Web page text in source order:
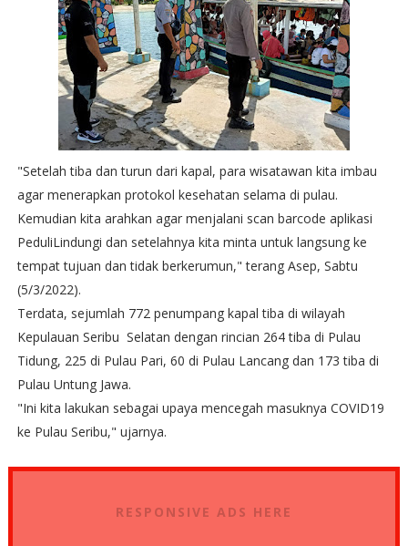
"Setelah tiba dan turun dari kapal, para wisatawan kita imbau
agar menerapkan protokol kesehatan selama di pulau.
Kemudian kita arahkan agar menjalani scan barcode aplikasi
PeduliLindungi dan setelahnya kita minta untuk langsung ke
tempat tujuan dan tidak berkerumun," terang Asep, Sabtu
(5/3/2022).
Terdata, sejumlah 772 penumpang kapal tiba di wilayah
Kepulauan Seribu Selatan dengan rincian 264 tiba di Pulau
Tidung, 225 di Pulau Pari, 60 di Pulau Lancang dan 173 tiba di
Pulau Untung Jawa.
"Ini kita lakukan sebagai upaya mencegah masuknya COVID19
ke Pulau Seribu," ujarnya.
RESPONSIVE ADS HERE